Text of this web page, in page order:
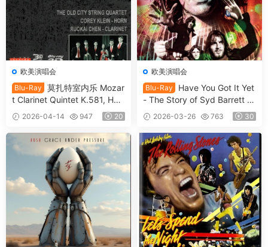
欧美演唱会
Blu-Ray
莫扎特室内乐 Mozar
t Clarinet Quintet K.581, Hor
n Quintet K.407 & String Qu
artet K.169 2010 [BDISO 22.
2GB]
2026-04-14 947 20
欧美演唱会
Blu-Ray
Have You Got It Yet
- The Story of Syd Barrett a
nd Pink Floyd 2024 [BDISO
35.4GB]
2026-03-26 763 30